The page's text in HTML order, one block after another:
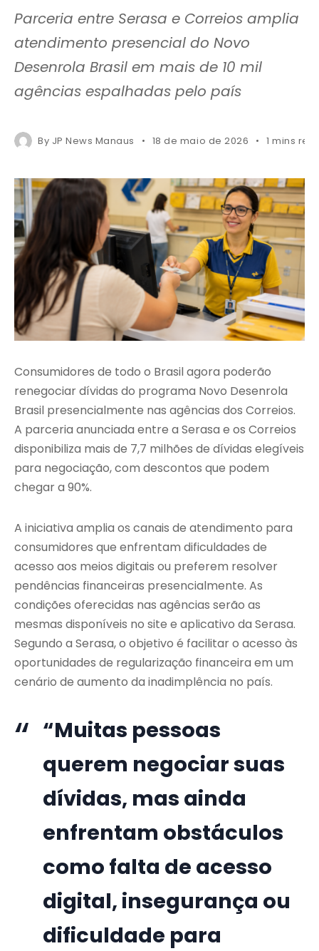
Parceria entre Serasa e Correios amplia
atendimento presencial do Novo
Desenrola Brasil em mais de 10 mil
agências espalhadas pelo país
By JP News Manaus 18 de maio de 2026 1 mins
Consumidores de todo o Brasil agora poderão
renegociar dívidas do programa Novo Desenrola
Brasil presencialmente nas agências dos Correios.
A parceria anunciada entre a Serasa e os Correios
disponibiliza mais de 7,7 milhões de dívidas elegíveis
para negociação, com descontos que podem
chegar a 90%.
A iniciativa amplia os canais de atendimento para
consumidores que enfrentam dificuldades de
acesso aos meios digitais ou preferem resolver
pendências financeiras presencialmente. As
condições oferecidas nas agências serão as
mesmas disponíveis no site e aplicativo da Serasa.
Segundo a Serasa, o objetivo é facilitar o acesso às
oportunidades de regularização financeira em um
cenário de aumento da inadimplência no país.
“Muitas pessoas
querem negociar suas
dívidas, mas ainda
enfrentam obstáculos
como falta de acesso
digital, insegurança ou
dificuldade para